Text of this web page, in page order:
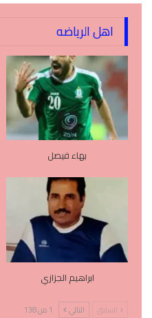
اهل الرياضه
بهاء فيصل
ابراهيم الجزازي
السابق التالي 1 من 138